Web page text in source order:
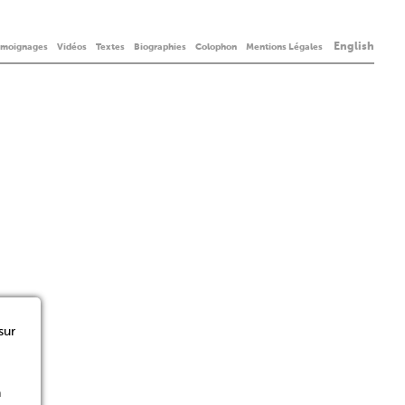
Vidéos Textes Biographies Colophon Mentions Légales English